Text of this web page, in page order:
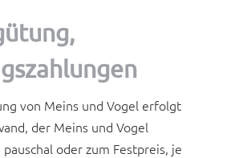
von Meins und Vogel erfolgt
der Meins und Vogel
oder zum Festpreis, je